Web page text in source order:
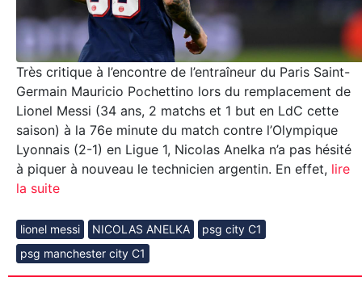
Très critique à l’encontre de l’entraîneur du Paris Saint-
Germain Mauricio Pochettino lors du remplacement de
Lionel Messi (34 ans, 2 matchs et 1 but en LdC cette
saison) à la 76e minute du match contre l’Olympique
Lyonnais (2-1) en Ligue 1, Nicolas Anelka n’a pas hésité
à piquer à nouveau le technicien argentin. En effet, lire
la suite
lionel messi NICOLAS ANELKA
psg city C1
psg manchester city C1